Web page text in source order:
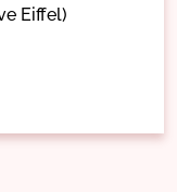
Eiffel)